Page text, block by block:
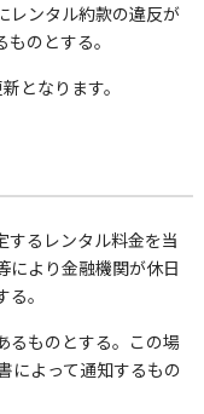
レンタル約款の違反が
のとする。
となります。
するレンタル料金を当
により金融機関が休日
。
るものとする。この場
によって通知するもの